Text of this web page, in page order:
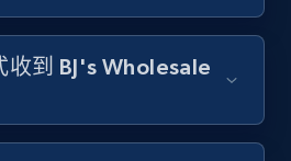
收到 BJ's Wholesale